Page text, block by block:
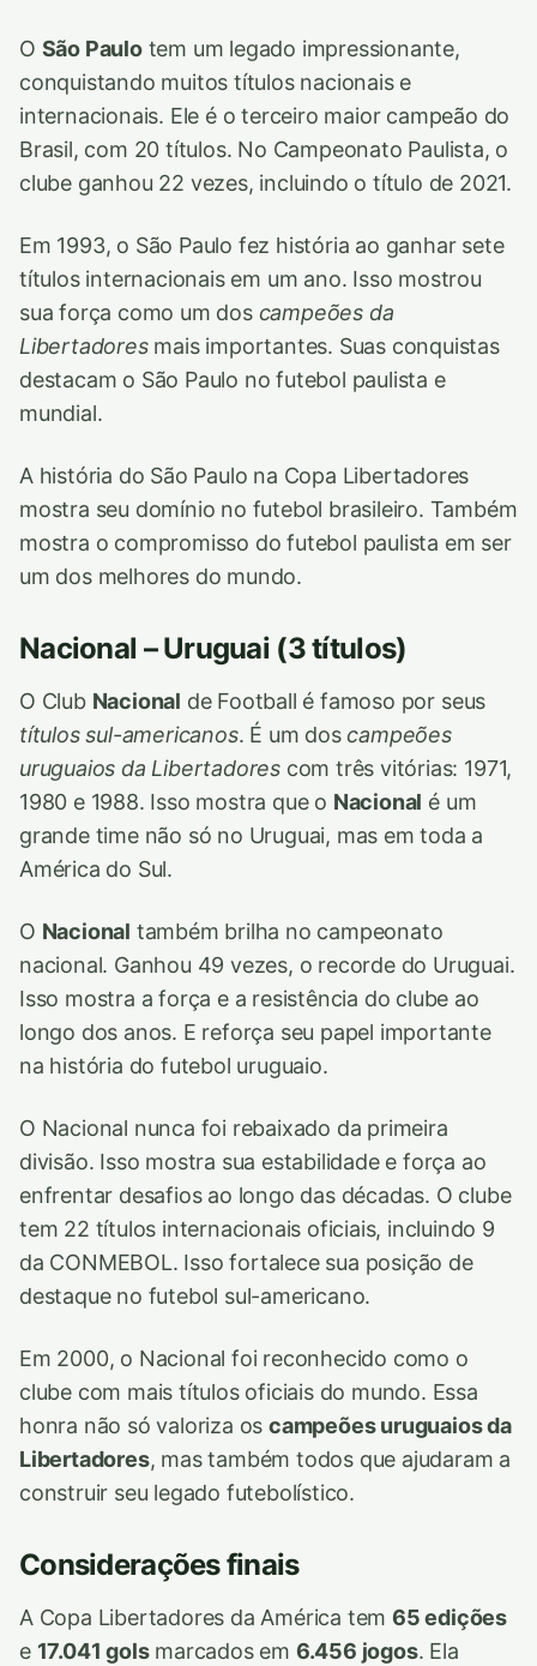
O São Paulotem um legado impressionante,
conquistando muitos títulos nacionais e
internacionais. Ele é o terceiro maior campeão do
Brasil, com 20 títulos. No Campeonato Paulista, o
clube ganhou 22 vezes, incluindo o título de 2021.
Em 1993, o São Paulo fez história ao ganhar sete
títulos internacionais em um ano. Isso mostrou
sua força como um dos campeões da
Libertadoresmais importantes. Suas conquistas
destacam o São Paulo no futebol paulista e
mundial.
A história do São Paulo na Copa Libertadores
mostra seu domínio no futebol brasileiro. Também
mostra o compromisso do futebol paulista em ser
um dos melhores do mundo.
Nacional – Uruguai (3 títulos)
O Club Nacional de Football é famoso por seus
títulos sul-americanos. É um dos campeões
uruguaios da Libertadores com três vitórias: 1971,
1980 e 1988. Isso mostra que o Nacional é um
grande time não só no Uruguai, mas em toda a
América do Sul.
O Nacional também brilha no campeonato
nacional. Ganhou 49 vezes, o recorde do Uruguai.
Isso mostra a força e a resistência do clube ao
longo dos anos. E reforça seu papel importante
na história do futebol uruguaio.
O Nacional nunca foi rebaixado da primeira
divisão. Isso mostra sua estabilidade e força ao
enfrentar desafios ao longo das décadas. O clube
tem 22 títulos internacionais oficiais, incluindo 9
da CONMEBOL. Isso fortalece sua posição de
destaque no futebol sul-americano.
Em 2000, o Nacional foi reconhecido como o
clube com mais títulos oficiais do mundo. Essa
honra não só valoriza oscampeões uruguaios da
Libertadores, mas também todos que ajudaram a
construir seu legado futebolístico.
Considerações finais
A Copa Libertadores da América tem 65 edições
e 17.041 golsmarcados em 6.456 jogos. Ela